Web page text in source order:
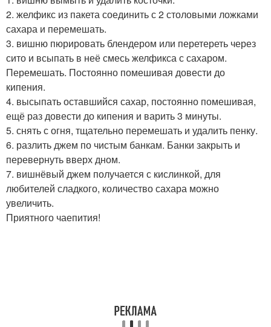
2. желфикс из пакета соединить с 2 столовыми ложками
сахара и перемешать.
3. вишню пюрировать блендером или перетереть через
сито и всыпать в неё смесь желфикса с сахаром.
Перемешать. Постоянно помешивая довести до
кипения.
4. высыпать оставшийся сахар, постоянно помешивая,
ещё раз довести до кипения и варить 3 минуты.
5. снять с огня, тщательно перемешать и удалить пенку.
6. разлить джем по чистым банкам. Банки закрыть и
перевернуть вверх дном.
7. вишнёвый джем получается с кислинкой, для
любителей сладкого, количество сахара можно
увеличить.
Приятного чаепития!